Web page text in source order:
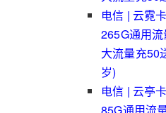
电信 | 云霓
265G通用
大流量充50
岁)
电信 | 云亭